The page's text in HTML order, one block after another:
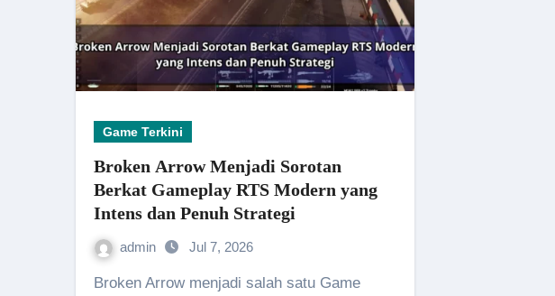
Game Terkini
Broken Arrow Menjadi Sorotan
Berkat Gameplay RTS Modern yang
Intens dan Penuh Strategi
admin Jul 7, 2026
Broken Arrow menjadi salah satu Game